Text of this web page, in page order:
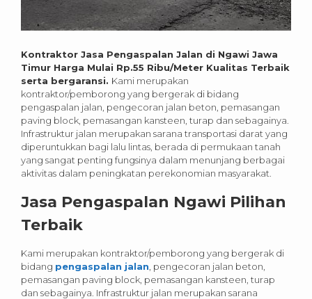
Kontraktor Jasa Pengaspalan Jalan di Ngawi Jawa
Timur Harga Mulai Rp.55 Ribu/Meter Kualitas Terbaik
serta bergaransi. Kami merupakan
kontraktor/pemborong yang bergerak di bidang
pengaspalan jalan, pengecoran jalan beton, pemasangan
paving block, pemasangan kansteen, turap dan sebagainya.
Infrastruktur jalan merupakan sarana transportasi darat yang
diperuntukkan bagi lalu lintas, berada di permukaan tanah
yang sangat penting fungsinya dalam menunjang berbagai
aktivitas dalam peningkatan perekonomian masyarakat.
Jasa Pengaspalan Ngawi Pilihan
Terbaik
Kami merupakan kontraktor/pemborong yang bergerak di
bidang pengaspalan jalan , pengecoran jalan beton,
pemasangan paving block, pemasangan kansteen, turap
dan sebagainya. Infrastruktur jalan merupakan sarana